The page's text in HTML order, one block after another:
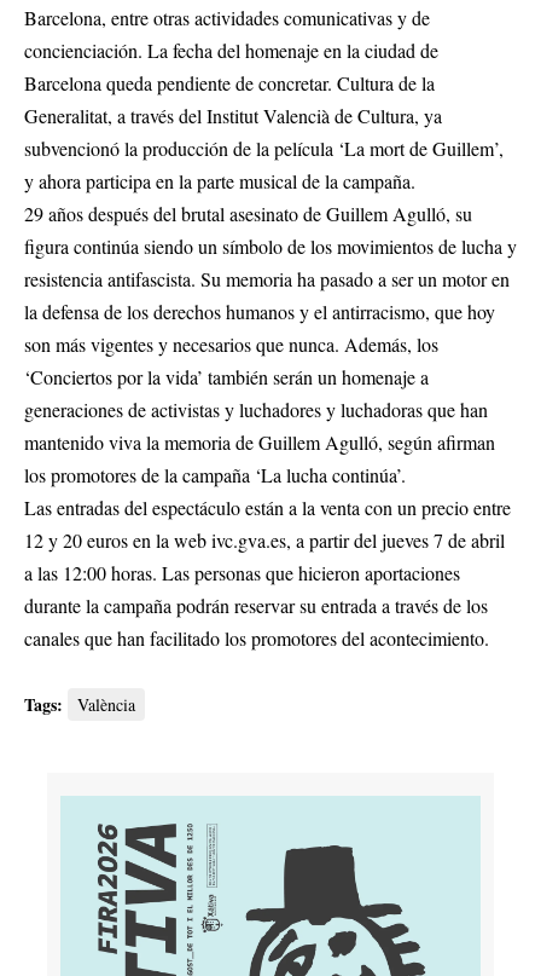
Barcelona, entre otras actividades comunicativas y de
concienciación. La fecha del homenaje en la ciudad de
Barcelona queda pendiente de concretar. Cultura de la
Generalitat, a través del Institut Valencià de Cultura, ya
subvencionó la producción de la película ‘La mort de Guillem’,
y ahora participa en la parte musical de la campaña.
29 años después del brutal asesinato de Guillem Agulló, su
figura continúa siendo un símbolo de los movimientos de lucha y
resistencia antifascista. Su memoria ha pasado a ser un motor en
la defensa de los derechos humanos y el antirracismo, que hoy
son más vigentes y necesarios que nunca. Además, los
‘Conciertos por la vida’ también serán un homenaje a
generaciones de activistas y luchadores y luchadoras que han
mantenido viva la memoria de Guillem Agulló, según afirman
los promotores de la campaña ‘La lucha continúa’.
Las entradas del espectáculo están a la venta con un precio entre
12 y 20 euros en la web ivc.gva.es, a partir del jueves 7 de abril
a las 12:00 horas. Las personas que hicieron aportaciones
durante la campaña podrán reservar su entrada a través de los
canales que han facilitado los promotores del acontecimiento.
Tags: València